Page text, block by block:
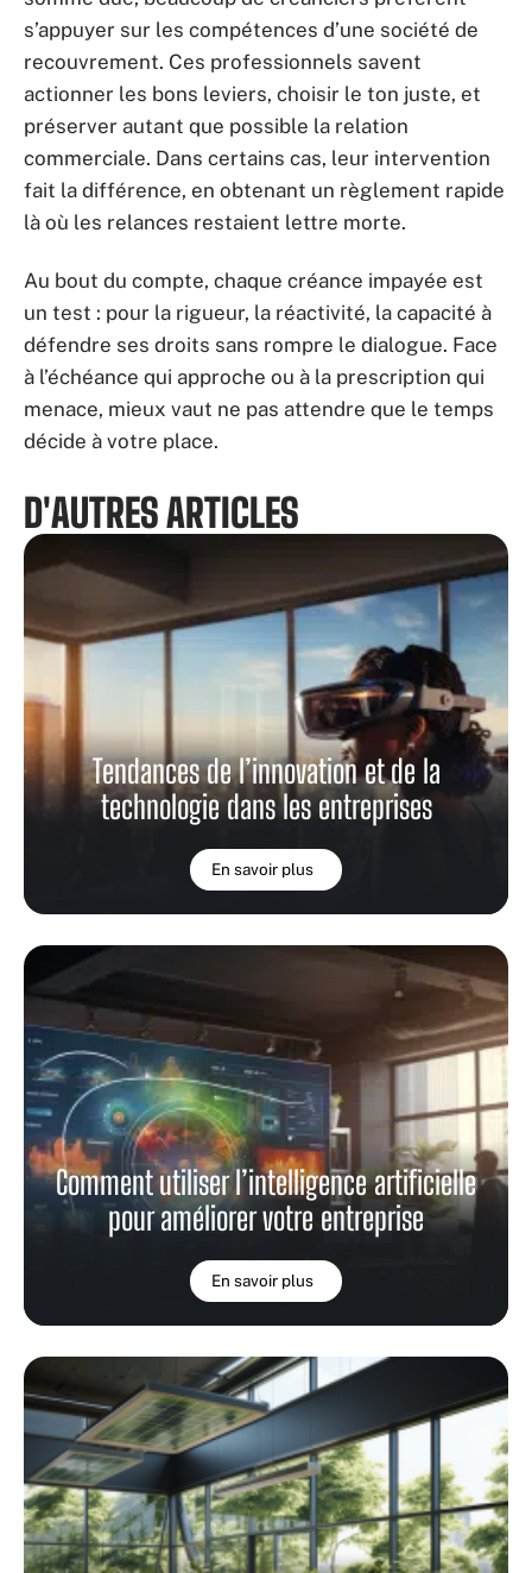
s’appuyer sur les compétences d’une société de
recouvrement. Ces professionnels savent
actionner les bons leviers, choisir le ton juste, et
préserver autant que possible la relation
commerciale. Dans certains cas, leur intervention
fait la différence, en obtenant un règlement rapide
là où les relances restaient lettre morte.
Au bout du compte, chaque créance impayée est
un test : pour la rigueur, la réactivité, la capacité à
défendre ses droits sans rompre le dialogue. Face
à l’échéance qui approche ou à la prescription qui
menace, mieux vaut ne pas attendre que le temps
décide à votre place.
D'AUTRES ARTICLES
Tendances de l’innovation et de la
technologie dans les entreprises
En savoir plus
Comment utiliser l’intelligence artificielle
pour améliorer votre entreprise
En savoir plus